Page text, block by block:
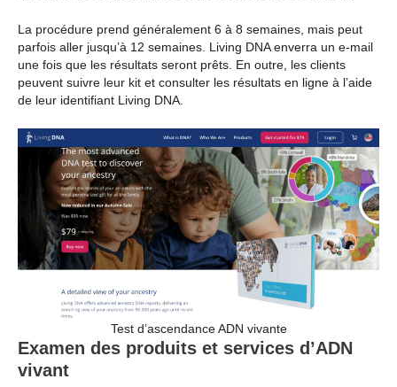
La procédure prend généralement 6 à 8 semaines, mais peut
parfois aller jusqu’à 12 semaines. Living DNA enverra un e-mail
une fois que les résultats seront prêts. En outre, les clients
peuvent suivre leur kit et consulter les résultats en ligne à l’aide
de leur identifiant Living DNA.
Test d’ascendance ADN vivante
Examen des produits et services d’ADN
vivant